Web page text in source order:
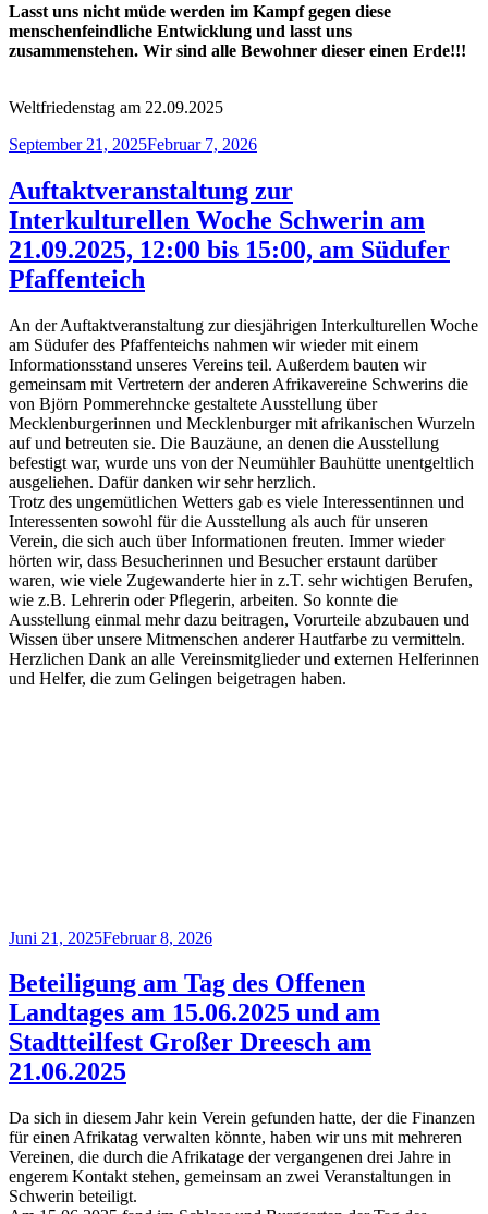
Lasst uns nicht müde werden im Kampf gegen diese
menschenfeindliche Entwicklung und lasst uns
zusammenstehen. Wir sind alle Bewohner dieser einen Erde!!!
Weltfriedenstag am 22.09.2025
Veröffentlicht
September 21, 2025Februar 7, 2026
Auftaktveranstaltung zur
Interkulturellen Woche Schwerin am
21.09.2025, 12:00 bis 15:00, am Südufer
Pfaffenteich
An der Auftaktveranstaltung zur diesjährigen Interkulturellen Woche
am Südufer des Pfaffenteichs nahmen wir wieder mit einem
Informationsstand unseres Vereins teil. Außerdem bauten wir
gemeinsam mit Vertretern der anderen Afrikavereine Schwerins die
von Björn Pommerehncke gestaltete Ausstellung über
Mecklenburgerinnen und Mecklenburger mit afrikanischen Wurzeln
auf und betreuten sie. Die Bauzäune, an denen die Ausstellung
befestigt war, wurde uns von der Neumühler Bauhütte unentgeltlich
ausgeliehen. Dafür danken wir sehr herzlich.
Trotz des ungemütlichen Wetters gab es viele Interessentinnen und
Interessenten sowohl für die Ausstellung als auch für unseren
Verein, die sich auch über Informationen freuten. Immer wieder
hörten wir, dass Besucherinnen und Besucher erstaunt darüber
waren, wie viele Zugewanderte hier in z.T. sehr wichtigen Berufen,
wie z.B. Lehrerin oder Pflegerin, arbeiten. So konnte die
Ausstellung einmal mehr dazu beitragen, Vorurteile abzubauen und
Wissen über unsere Mitmenschen anderer Hautfarbe zu vermitteln.
Herzlichen Dank an alle Vereinsmitglieder und externen Helferinnen
und Helfer, die zum Gelingen beigetragen haben.
Veröffentlicht
Juni 21, 2025Februar 8, 2026
Beteiligung am Tag des Offenen
Landtages am 15.06.2025 und am
Stadtteilfest Großer Dreesch am
21.06.2025
Da sich in diesem Jahr kein Verein gefunden hatte, der die Finanzen
für einen Afrikatag verwalten könnte, haben wir uns mit mehreren
Vereinen, die durch die Afrikatage der vergangenen drei Jahre in
engerem Kontakt stehen, gemeinsam an zwei Veranstaltungen in
Schwerin beteiligt.